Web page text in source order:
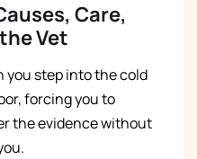
Care,
Vet
you step into the cold
forcing you to
the evidence without